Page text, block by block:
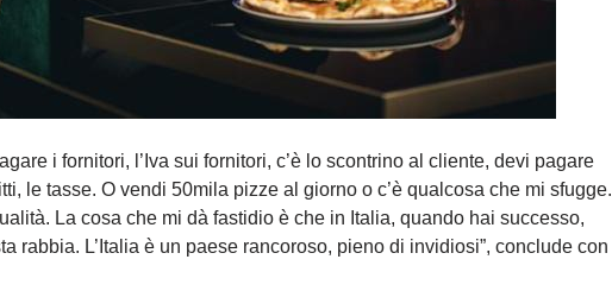
i fornitori, l’Iva sui fornitori, c’è lo scontrino al cliente, devi pagare
le tasse. O vendi 50mila pizze al giorno o c’è qualcosa che mi sfugge.
La cosa che mi dà fastidio è che in Italia, quando hai successo,
rabbia. L’Italia è un paese rancoroso, pieno di invidiosi”, conclude con